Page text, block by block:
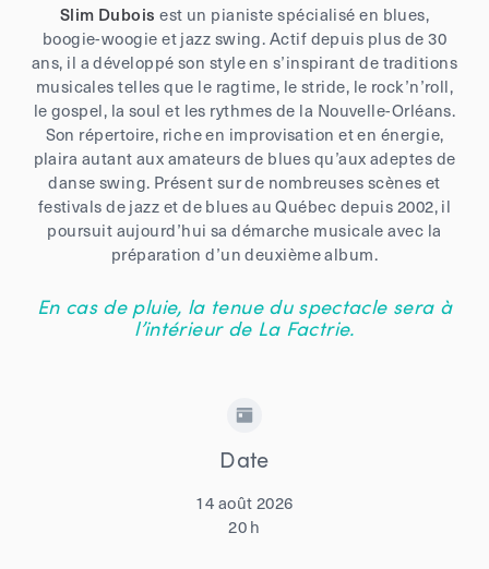
Slim Dubois est un pianiste spécialisé en blues,
boogie-woogie et jazz swing. Actif depuis plus de 30
ans, il a développé son style en s’inspirant de traditions
musicales telles que le ragtime, le stride, le rock’n’roll,
le gospel, la soul et les rythmes de la Nouvelle-Orléans.
Son répertoire, riche en improvisation et en énergie,
plaira autant aux amateurs de blues qu’aux adeptes de
danse swing. Présent sur de nombreuses scènes et
festivals de jazz et de blues au Québec depuis 2002, il
poursuit aujourd’hui sa démarche musicale avec la
préparation d’un deuxième album.
En cas de pluie, la tenue du spectacle sera à
l’intérieur de La Factrie.
Date
14 août 2026
20 h